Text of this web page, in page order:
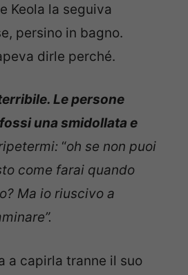
Keola la seguiva
persino in bagno.
dirle perché.
Le persone
una smidollata e
“oh se non puoi
come farai quando
Ma io riuscivo a
a capirla tranne il suo